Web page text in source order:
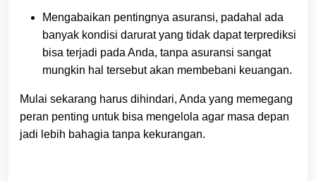
Mengabaikan pentingnya asuransi, padahal ada
banyak kondisi darurat yang tidak dapat terprediksi
bisa terjadi pada Anda, tanpa asuransi sangat
mungkin hal tersebut akan membebani keuangan.
Mulai sekarang harus dihindari, Anda yang memegang
peran penting untuk bisa mengelola agar masa depan
jadi lebih bahagia tanpa kekurangan.